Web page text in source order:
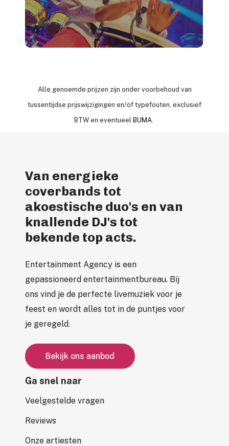
Alle genoemde prijzen zijn onder voorbehoud van
tussentijdse prijswijzigingen en/of typefouten, exclusief
BTW en eventueel BUMA
Van energieke
coverbands tot
akoestische duo's en van
knallende DJ's tot
bekende top acts.
Entertainment Agency is een
gepassioneerd entertainmentbureau. Bij
ons vind je de perfecte livemuziek voor je
feest en wordt alles tot in de puntjes voor
je geregeld.
Bekijk ons aanbod
Ga snel naar
Veelgestelde vragen
Reviews
Onze artiesten